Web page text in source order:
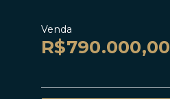
Venda
R$790.000,00